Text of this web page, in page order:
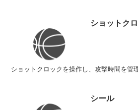
ショットク
ショットクロックを操作し、攻撃時間を管
シール